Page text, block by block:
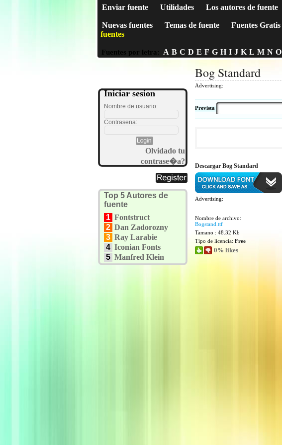
Enviar fuente Utilidades Los autores de fuente
Nuevas fuentes Temas de fuente Fuentes Gratis
fuentes
Fuentes por letra: A B C D E F G H I J K L M N O
Iniciar sesion
Nombre de usuario:
Contrasena:
Olvidado tu
contrase�a?
Top 5 Autores de
fuente
1 Fontstruct
2 Dan Zadorozny
3 Ray Larabie
4 Iconian Fonts
5 Manfred Klein
Bog Standard
Advertising:
Prevista
Descargar Bog Standard
Advertising:
Nombre de archivo:
Bogstand.ttf
Tamano : 48.32 Kb
Tipo de licencia: Free
0% likes